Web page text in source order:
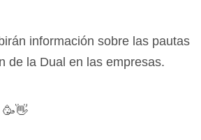
información sobre las pautas
de la Dual en las empresas.
🥳👋